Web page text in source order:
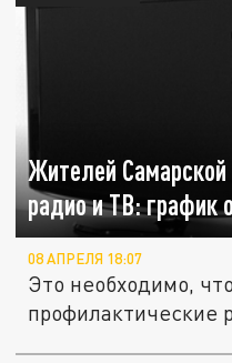
Жителей Самарской
радио и ТВ: график
08 АПРЕЛЯ 18:07
Это необходимо,
профилактические